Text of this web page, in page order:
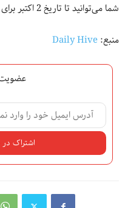
شما می‌توانید تا تاریخ 2 اکتبر برای شرکت در این مسابقه ثبت‌نام کنید.
منبع:Daily Hive
عضویت